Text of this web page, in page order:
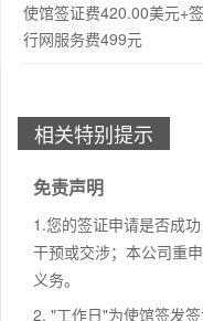
使馆签证费420.00美元+
行网服务费499元
相关特别提示
免责声明
1.您的签证申请是否成
干预或交涉；本公司重
义务。
2. "工作日"为使馆签发